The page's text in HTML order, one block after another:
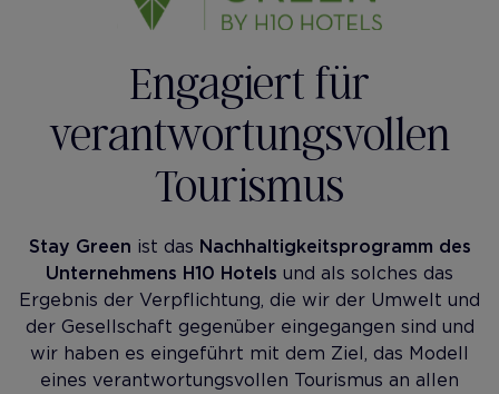
Engagiert für
verantwortungsvollen
Tourismus
Stay Green ist das Nachhaltigkeitsprogramm des
Unternehmens H10 Hotels und als solches das
Ergebnis der Verpflichtung, die wir der Umwelt und
der Gesellschaft gegenüber eingegangen sind und
wir haben es eingeführt mit dem Ziel, das Modell
eines verantwortungsvollen Tourismus an allen